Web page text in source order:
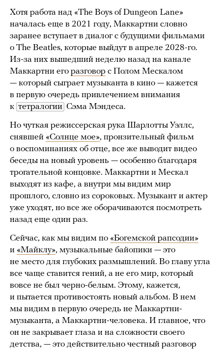
Хотя работа над «The Boys of Dungeon Lane»
началась еще в 2021 году, Маккартни словно
заранее вступает в диалог с будущими фильмами
о The Beatles, которые выйдут в апреле 2028-го.
Из-за них вышедший неделю назад на канале
Маккартни его разговор с Полом Мескалом
— который сыграет музыканта в кино — кажется
в первую очередь привлечением внимания
к тетралогии Сэма Мэндеса.
Но чуткая режиссерская рука Шарлотты Уэллс,
снявшей «Солнце мое», пронзительный фильм
о воспоминаниях об отце, все же выводит видео
беседы на новый уровень — особенно благодаря
трогательной концовке. Маккартни и Мескал
выходят из кафе, а внутри мы видим мир
прошлого, словно из сороковых. Музыкант и актер
уже уходят, но все же оборачиваются посмотреть
назад еще один раз.
Сейчас, как мы видим по «Богемской рапсодии»
и «Майклу», музыкальные байопики — это
не место для глубоких размышлений. Во главу угла
все чаще ставится гений, а не его мир, который
вовсе не был черно-белым. Этому, кажется,
и пытается противостоять новый альбом. В нем
мы видим в первую очередь не Маккартни-
музыканта, а Маккартни-человека. И главное, что
он не закрывает глаза и на сложности своего
детства, — это действительно честный разговор